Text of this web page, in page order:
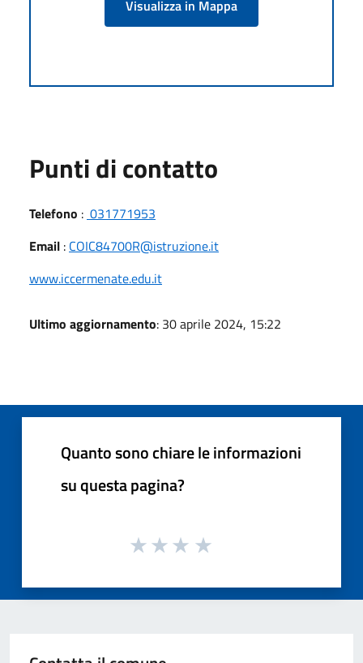
Visualizza in Mappa
Punti di contatto
Telefono : 031771953
Email : COIC84700R@istruzione.it
www.iccermenate.edu.it
Ultimo aggiornamento: 30 aprile 2024, 15:22
Quanto sono chiare le informazioni
su questa pagina?